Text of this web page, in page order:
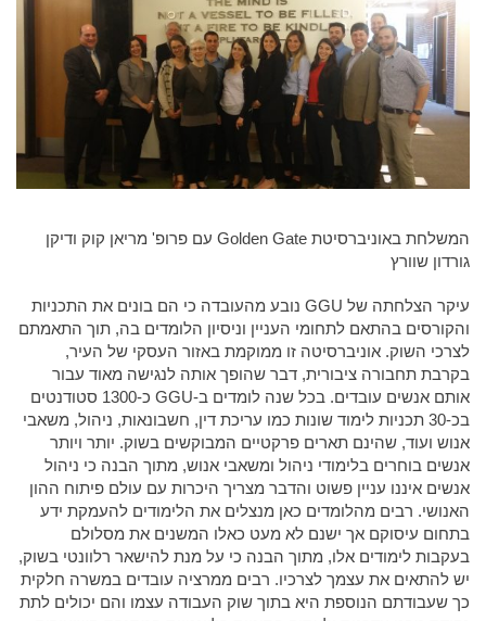
המשלחת באוניברסיטת Golden Gate עם פרופ' מריאן קוק ודיקן
גורדון שוורץ
עיקר הצלחתה של GGU נובע מהעובדה כי הם בונים את התכניות
והקורסים בהתאם לתחומי העניין וניסיון הלומדים בה, תוך התאמתם
לצרכי השוק. אוניברסיטה זו ממוקמת באזור העסקי של העיר,
בקרבת תחבורה ציבורית, דבר שהופך אותה לנגישה מאוד עבור
אותם אנשים עובדים. בכל שנה לומדים ב-GGU כ-1300 סטודנטים
בכ-30 תכניות לימוד שונות כמו עריכת דין, חשבונאות, ניהול, משאבי
אנוש ועוד, שהינם תארים פרקטיים המבוקשים בשוק. יותר ויותר
אנשים בוחרים בלימודי ניהול ומשאבי אנוש, מתוך הבנה כי ניהול
אנשים איננו עניין פשוט והדבר מצריך היכרות עם עולם פיתוח ההון
האנושי. רבים מהלומדים כאן מנצלים את הלימודים להעמקת ידע
בתחום עיסוקם אך ישנם לא מעט כאלו המשנים את מסלולם
בעקבות לימודים אלו, מתוך הבנה כי על מנת להישאר רלוונטי בשוק,
יש להתאים את עצמך לצרכיו. רבים ממרציה עובדים במשרה חלקית
כך שעבודתם הנוספת היא בתוך שוק העבודה עצמו והם יכולים לתת